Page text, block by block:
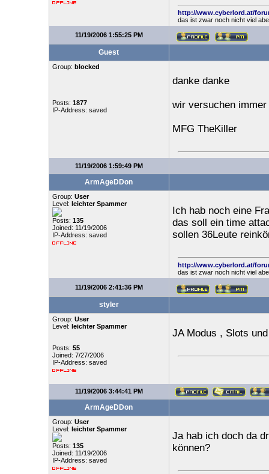
http://www.cyberlord.at/
das ist zwar noch nicht viel
11/19/2006 1:55:25 PM
Guest
Group: blocked
Posts: 1877
IP-Address: saved
danke danke
wir versuchen
MFG TheKiller
11/19/2006 1:59:49 PM
ArmAgeDDon
Group: User
Level: leichter Spammer
Posts: 135
Joined: 11/19/2006
IP-Address: saved
Ich hab noch eine
das soll ein time
sollen 36Leute
http://www.cyberlord.at/
das ist zwar noch nicht viel
11/19/2006 2:41:36 PM
styler
Group: User
Level: leichter Spammer
Posts: 55
Joined: 7/27/2006
IP-Address: saved
JA Modus , Slots
11/19/2006 3:44:41 PM
ArmAgeDDon
Group: User
Level: leichter Spammer
Posts: 135
Joined: 11/19/2006
IP-Address: saved
Ja hab ich doch da
können?